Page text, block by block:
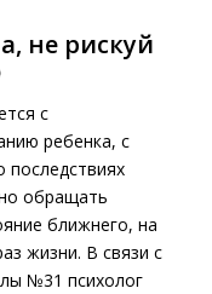
не рискуй
с
ребенка, с
обращать
ближнего, на
жизни. В связи с
№31 психолог